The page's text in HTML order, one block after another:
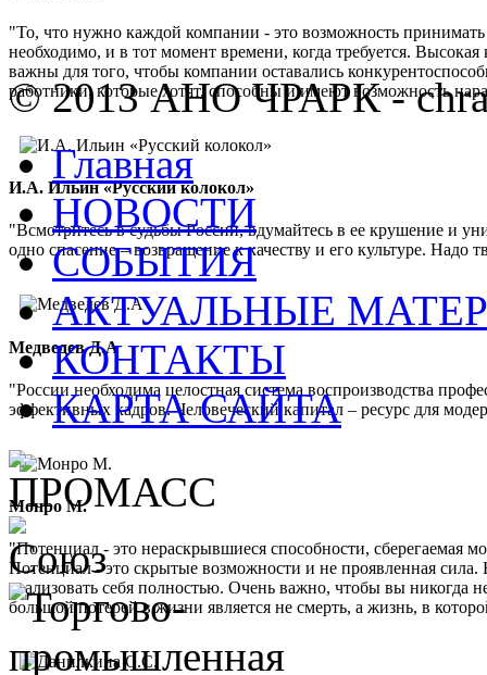
"То, что нужно каждой компании - это возможность
необходимо, и в тот момент времени, когда требуется.
важны для того, чтобы компании оставались
работники, которые хотят, способны и имеют возможность
И.А. Ильин «Русский колокол»
"Всмотритесь в судьбы России, вдумайтесь в ее крушение и
одно спасение – возвращение к качеству и его культуре. Надо
Медведев Д.А
"России необходима целостная система воспроизводства
эффективных кадров. Человеческий капитал – ресурс для
Монро М.
"Потенциал - это нераскрывшиеся способности, сберегаемая
Потенциал - это скрытые возможности и не проявленная
реализовать себя полностью. Очень важно, чтобы вы никогда
большой потерей в жизни является не смерть, а жизнь, в
© 2013 АНО ЧРАРК -
Главная
НОВОСТИ
СОБЫТИЯ
АКТУАЛЬНЫЕ
КОНТАКТЫ
КАРТА САЙТА